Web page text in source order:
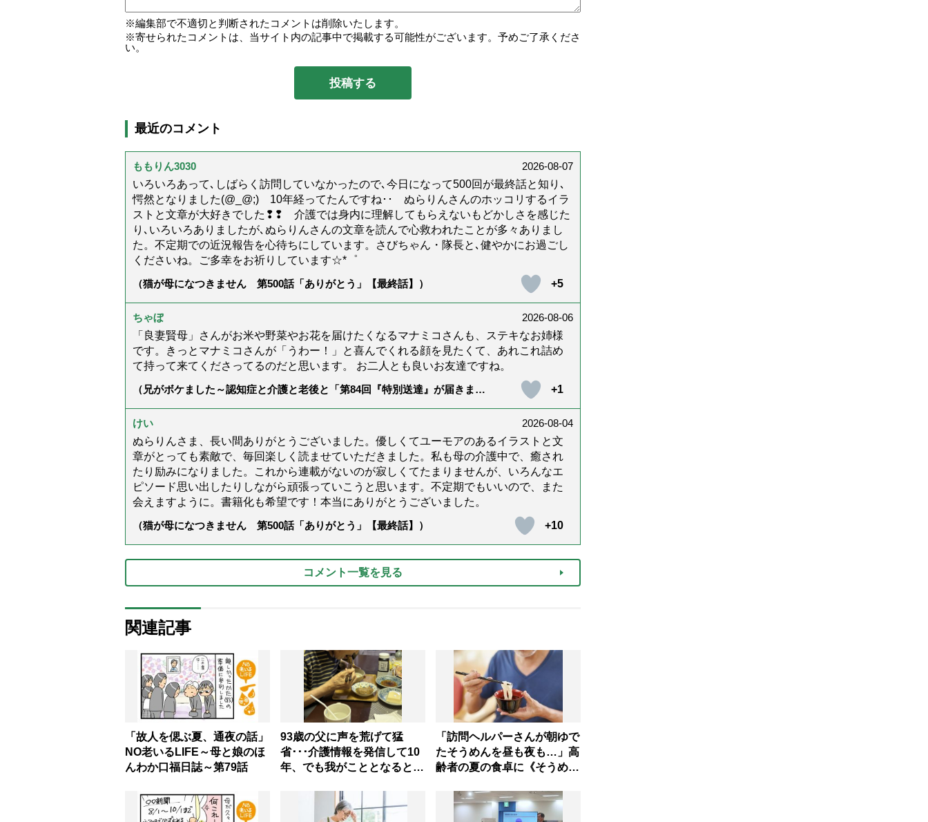
編集部で不適切と判断されたコメントは削除いたします。
寄せられたコメントは、当サイト内の記事中で掲載する可能性がございます。予めご了承くださ
い。
最近のコメント
ももりん3030
2026-08-07
いろいろあって､しばらく訪問していなかったので､今日になって500回が最終話と知り､
愕然となりました(@_@;) 10年経ってたんですね･･ ぬらりんさんのホッコリするイラ
ストと文章が大好きでした❢❢ 介護では身内に理解してもらえないもどかしさを感じた
り､いろいろありましたが､ぬらりんさんの文章を読んで心救われたことが多々ありまし
た。不定期での近況報告を心待ちにしています。さびちゃん・隊長と､健やかにお過ごし
くださいね。ご多幸をお祈りしています☆*゜
（猫が母になつきません 第500話「ありがとう」【最終話】）
+5
ちゃぼ
2026-08-06
「良妻賢母」さんがお米や野菜やお花を届けたくなるマナミコさんも、ステキなお姉様
です。きっとマナミコさんが「うわー！」と喜んでくれる顔を見たくて、あれこれ詰め
て持って来てくださってるのだと思います。 お二人とも良いお友達ですね。
（兄がボケました～認知症と介護と老後と「第84回『特別送達』が届きまし
+1
けい
2026-08-04
ぬらりんさま、長い間ありがとうございました。優しくてユーモアのあるイラストと文
章がとっても素敵で、毎回楽しく読ませていただきました。私も母の介護中で、癒され
たり励みになりました。これから連載がないのが寂しくてたまりませんが、いろんなエ
ピソード思い出したりしながら頑張っていこうと思います。不定期でもいいので、また
会えますように。書籍化も希望です！本当にありがとうございました。
（猫が母になつきません 第500話「ありがとう」【最終話】）
+10
コメント一覧を見る
関連記事
「故人を偲ぶ夏、通夜の話」
NO老いるLIFE～母と娘のほ
んわか口福日誌～第79話
93歳の父に声を荒げて猛
省･･･介護情報を発信して10
年、でも我がこととなると教
「感情と理性の狭間で右往左
往する現実」
「訪問ヘルパーさんが朝ゆで
たそうめんを昼も夜も…」高
齢者の夏の食卓に《そうめん
【管理栄養士が解説】